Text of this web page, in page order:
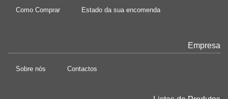
Como Comprar Estado da sua encomenda
Empresa
Sobre nós Contactos